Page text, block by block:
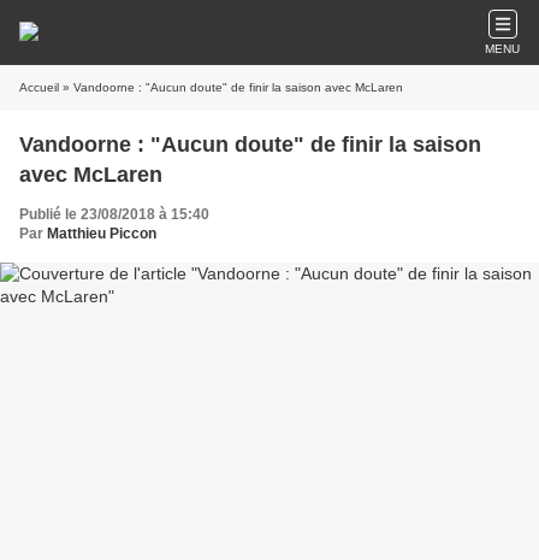
MENU
Accueil » Vandoorne : "Aucun doute" de finir la saison avec McLaren
Vandoorne : "Aucun doute" de finir la saison
avec McLaren
Publié le 23/08/2018 à 15:40
Par Matthieu Piccon